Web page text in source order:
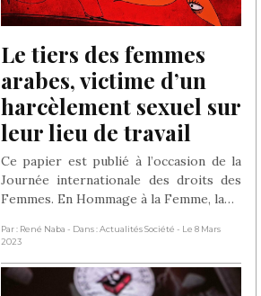
Le tiers des femmes
arabes, victime d’un
harcèlement sexuel sur
leur lieu de travail
Ce papier est publié à l’occasion de la
Journée internationale des droits des
Femmes. En Hommage à la Femme, la…
Par : René Naba - Dans : Actualités Société - Le 8 Mars
2023